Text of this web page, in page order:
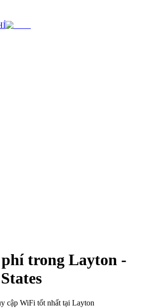
trong Layton -
cập WiFi tốt nhất tại Layton